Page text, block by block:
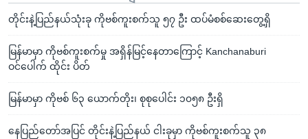
တိုင်းနဲ့ပြည်နယ်သုံးခု ကိုဗစ်ကူးစက်သူ ၅၇ ဦး ထပ်မံစစ်ဆေးတွေ့ရှိ
မြန်မာမှာ ကိုဗစ်ကူးစက်မှု အရှိန်မြင့်နေတာကြောင့် Kanchanaburi
ဝင်ပေါက် ထိုင်း ပိတ်
မြန်မာမှာ ကိုဗစ် ၆၃ ယောက်တိုး၊ စုစုပေါင်း ၁၀၅၈ ဦးရှိ
နေပြည်တော်အပြင် တိုင်းနဲ့ပြည်နယ် ငါးခုမှာ ကိုဗစ်ကူးစက်သူ ၃၈